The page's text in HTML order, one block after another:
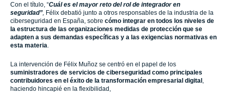
Con el título, “Cuál es el mayor reto del rol de integrador en
seguridad” Félix debatió junto a otros responsables de la industria de la
ciberseguridad en España, sobre cómo integrar en todos los niveles de
la estructura de las organizaciones medidas de protección que se
adapten a sus demandas específicas y a las exigencias normativas en
esta materia
La intervención de Félix Muñoz se centró en el papel de los
suministradores de servicios de ciberseguridad como principales
contribuidores en el éxito de la transformación empresarial digital
haciendo hincapié en la flexibilidad,